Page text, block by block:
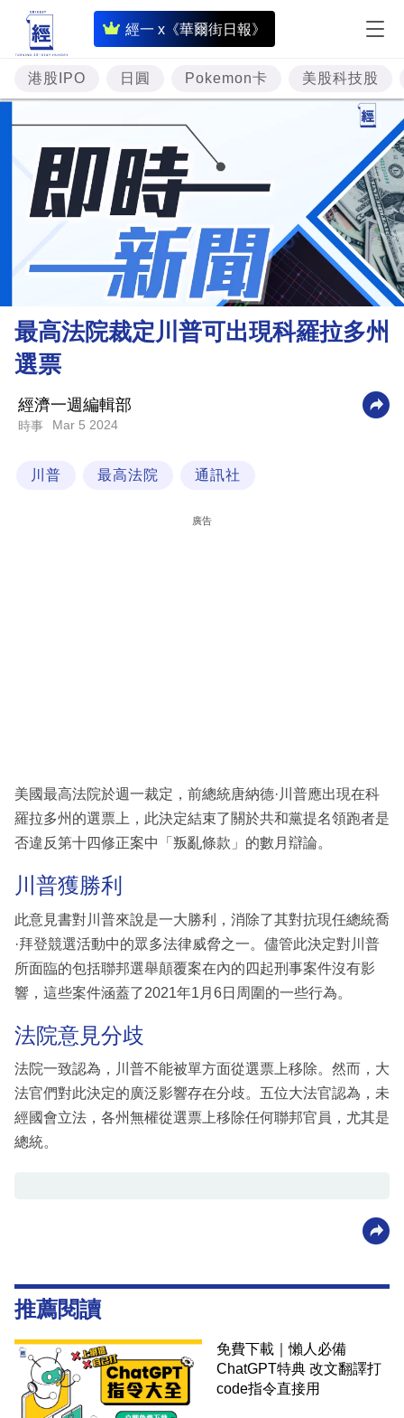
經一 x《華爾街日報》
即
時
財
經
專
題
投
資
樓
市
財
業
科
區
港股IPO 日圓 Pokemon卡 美股科技股
最高法院裁定川普可出現科羅拉多州
選票
經濟一週編輯部
時事 Mar 5 2024
川普 最高法院 通訊社
廣告
美國最高法院於週一裁定，前總統唐納德·川普應出現在科
羅拉多州的選票上，此決定結束了關於共和黨提名領跑者是
否違反第十四修正案中「叛亂條款」的數月辯論。
川普獲勝利
此意見書對川普來說是一大勝利，消除了其對抗現任總統喬
·拜登競選活動中的眾多法律威脅之一。儘管此決定對川普
所面臨的包括聯邦選舉顛覆案在內的四起刑事案件沒有影
響，這些案件涵蓋了2021年1月6日周圍的一些行為。
法院意見分歧
法院一致認為，川普不能被單方面從選票上移除。然而，大
法官們對此決定的廣泛影響存在分歧。五位大法官認為，未
經國會立法，各州無權從選票上移除任何聯邦官員，尤其是
總統。
推薦閱讀
免費下載｜懶人必備
ChatGPT特典 改文翻譯打
code指令直接用